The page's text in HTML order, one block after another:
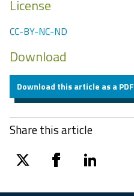
License
CC-BY-NC-ND
Download
Download this article as a PDF
Share this article
twitter facebooklinkedin